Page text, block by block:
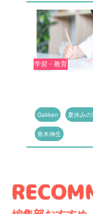
学習・教育
Gakken 夏休みの
青木伸生